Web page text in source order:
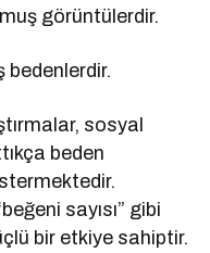
görüntülerdir.
bedenlerdir.
sosyal
beden
sayısı” gibi
bir etkiye sahiptir.